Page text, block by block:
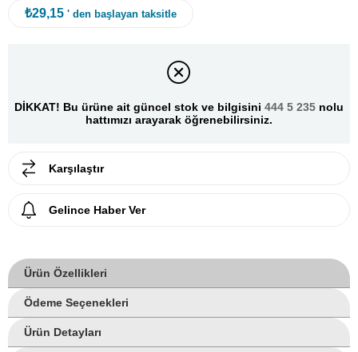
₺29,15 ' den başlayan taksitle
DİKKAT! Bu ürüne ait güncel stok ve bilgisini 444 5 235 nolu
hattımızı arayarak öğrenebilirsiniz.
Karşılaştır
Gelince Haber Ver
Ürün Özellikleri
Ödeme Seçenekleri
Ürün Detayları